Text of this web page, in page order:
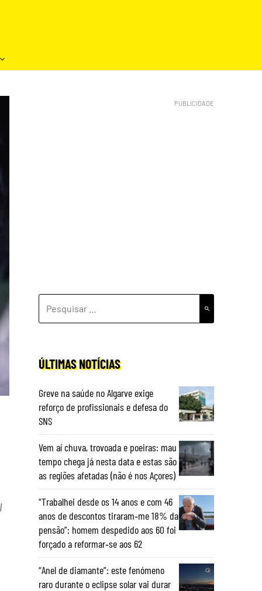
POR:
ÚLTIMAS NOTÍCIAS
Greve na saúde no Algarve exige
reforço de profissionais e defesa do
SNS
Vem aí chuva, trovoada e poeiras: mau
tempo chega já nesta data e estas são
as regiões afetadas (não é nos Açores)
“Trabalhei desde os 14 anos e com 46
anos de descontos tiraram‑me 18% da
pensão”: homem despedido aos 60 foi
forçado a reformar‑se aos 62
“Anel de diamante”: este fenómeno
raro durante o eclipse solar vai durar